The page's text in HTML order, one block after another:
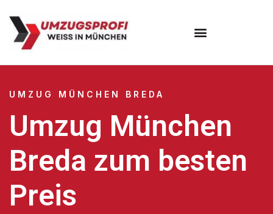
UMZUG MÜNCHEN BREDA
Umzug München
Breda zum besten
Preis